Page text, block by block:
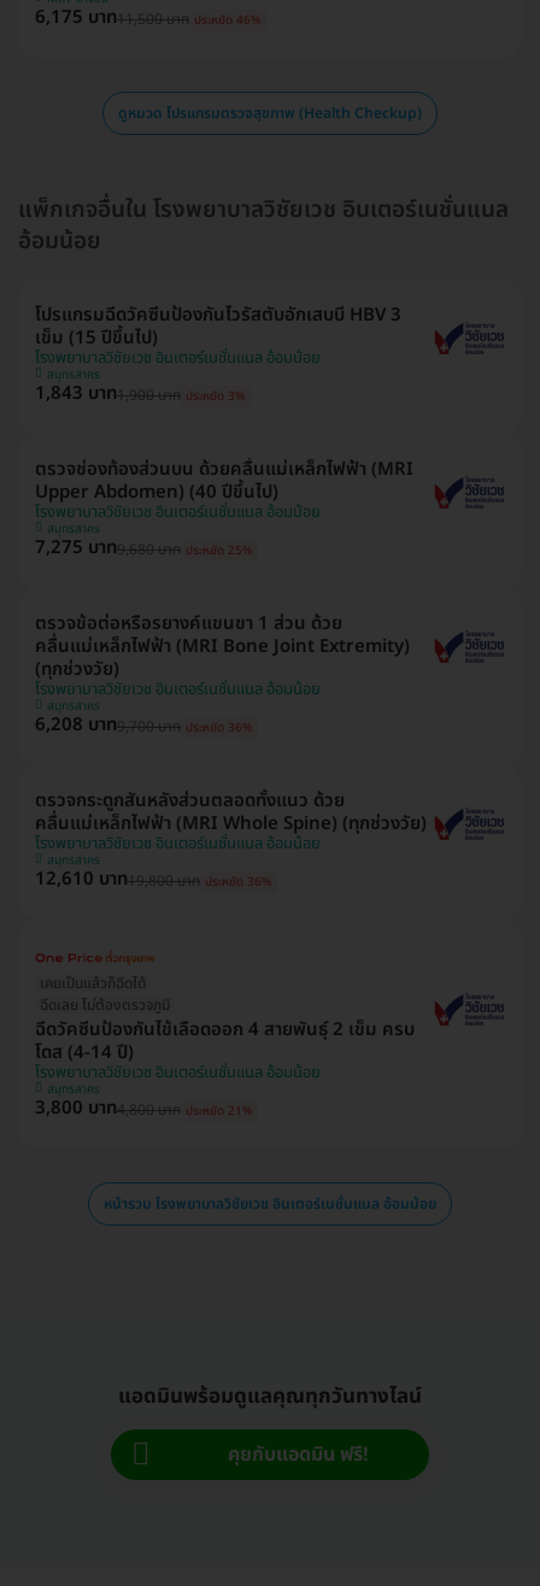
6,175 บาท11,500 บาท ประหยัด 46%
ดูหมวด โปรแกรมตรวจสุขภาพ (Health Checkup)
แพ็กเกจอื่นใน โรงพยาบาลวิชัยเวช อินเตอร์เนชั่นแนล
อ้อมน้อย
โปรแกรมฉีดวัคซีนป้องกันไวรัสตับอักเสบบี HBV 3
เข็ม (15 ปีขึ้นไป)
โรงพยาบาลวิชัยเวช อินเตอร์เนชั่นแนล อ้อมน้อย
สมุทรสาคร
1,843 บาท1,900 บาท ประหยัด 3%
ตรวจช่องท้องส่วนบน ด้วยคลื่นแม่เหล็กไฟฟ้า (MRI
Upper Abdomen) (40 ปีขึ้นไป)
โรงพยาบาลวิชัยเวช อินเตอร์เนชั่นแนล อ้อมน้อย
สมุทรสาคร
7,275 บาท9,680 บาท ประหยัด 25%
ตรวจข้อต่อหรือรยางค์แขนขา 1 ส่วน ด้วย
คลื่นแม่เหล็กไฟฟ้า (MRI Bone Joint Extremity)
(ทุกช่วงวัย)
โรงพยาบาลวิชัยเวช อินเตอร์เนชั่นแนล อ้อมน้อย
สมุทรสาคร
6,208 บาท9,700 บาท ประหยัด 36%
ตรวจกระดูกสันหลังส่วนตลอดทั้งแนว ด้วย
คลื่นแม่เหล็กไฟฟ้า (MRI Whole Spine) (ทุกช่วงวัย)
โรงพยาบาลวิชัยเวช อินเตอร์เนชั่นแนล อ้อมน้อย
สมุทรสาคร
12,610 บาท19,800 บาท ประหยัด 36%
เคยเป็นแล้วก็ฉีดได้
ฉีดเลย ไม่ต้องตรวจภูมิ
ฉีดวัคซีนป้องกันไข้เลือดออก 4 สายพันธุ์ 2 เข็ม ครบ
โดส (4-14 ปี)
โรงพยาบาลวิชัยเวช อินเตอร์เนชั่นแนล อ้อมน้อย
สมุทรสาคร
3,800 บาท4,800 บาท ประหยัด 21%
หน้ารวม โรงพยาบาลวิชัยเวช อินเตอร์เนชั่นแนล อ้อมน้อย
แอดมินพร้อมดูแลคุณทุกวันทางไลน์
คุยกับแอดมิน ฟรี!